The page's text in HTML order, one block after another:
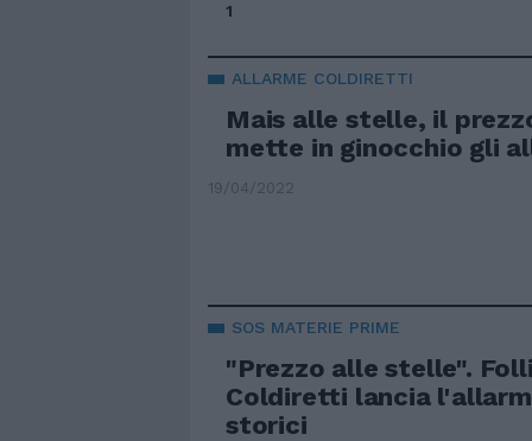
1
ALLARME COLDIRETTI
Mais alle stelle, il
mette in ginocchio gli
19/04/2022
SOS MATERIE PRIME
"Prezzo alle stelle".
Coldiretti lancia
storici